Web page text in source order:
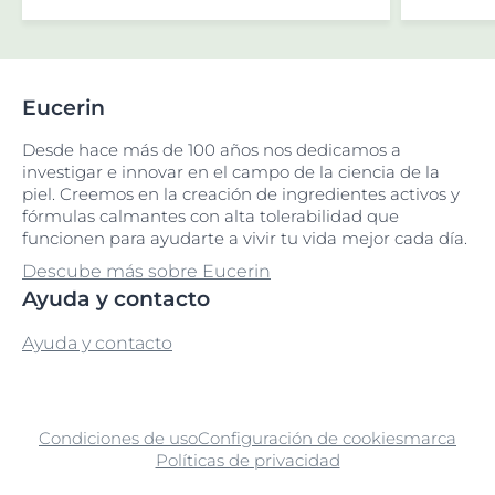
Eucerin
Desde hace más de 100 años nos dedicamos a
investigar e innovar en el campo de la ciencia de la
piel. Creemos en la creación de ingredientes activos y
fórmulas calmantes con alta tolerabilidad que
funcionen para ayudarte a vivir tu vida mejor cada día.
Descube más sobre Eucerin
Ayuda y contacto
Ayuda y contacto
Condiciones de usoConfiguración de cookiesmarca
Políticas de privacidad